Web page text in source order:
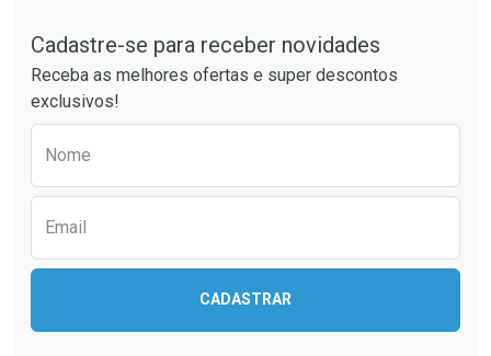
Ativar Desconto
Comprar sem Desconto
Comprar sem Desconto
Por R$ 22,99/cada
Ativar Desconto
Comprar sem Desconto
Comprar sem Desconto
Cadastre-se para receber novidades
Receba as melhores ofertas e super descontos
exclusivos!
Nome
Email
CADASTRAR